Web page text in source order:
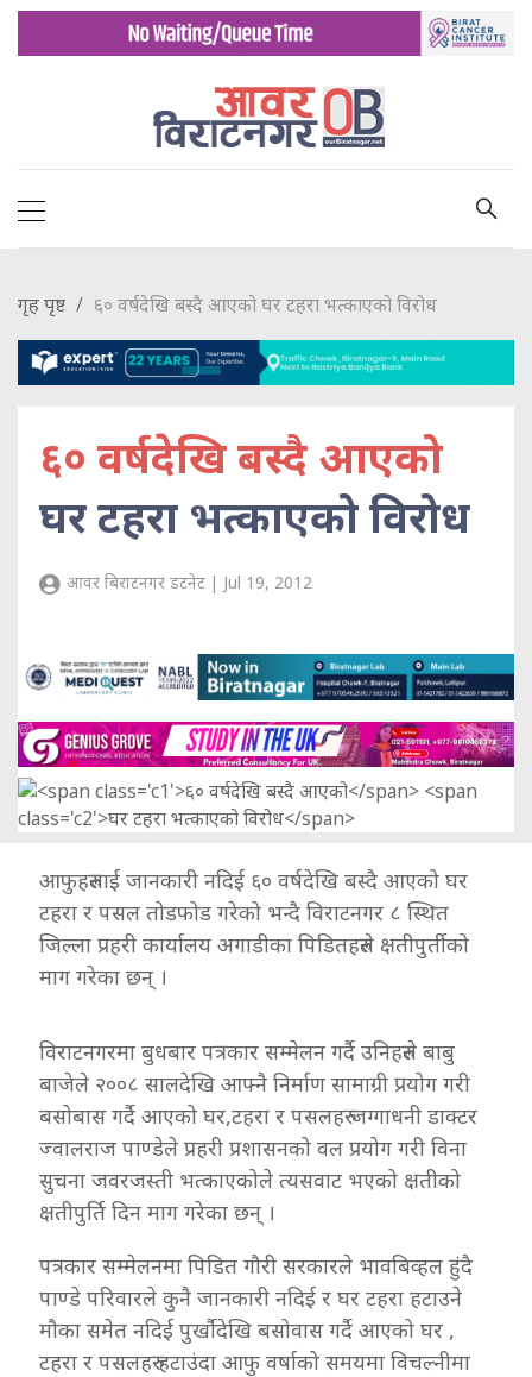
गृह पृष्ट ६० वर्षदेखि बस्दै आएको घर टहरा भत्काएको विरोध
६० वर्षदेखि बस्दै आएको
घर टहरा भत्काएको विरोध
आवर बिराटनगर डटनेट | Jul 19, 2012
आफुहरुलाई जानकारी नदिई ६० वर्षदेखि बस्दै आएको घर
टहरा र पसल तोडफोड गरेको भन्दै विराटनगर ८ स्थित
जिल्ला प्रहरी कार्यालय अगाडीका पिडितहरुले क्षतीपुर्तीको
माग गरेका छन् ।
विराटनगरमा बुधबार पत्रकार सम्मेलन गर्दै उनिहरुले बाबु
बाजेले २००८ सालदेखि आफ्नै निर्माण सामाग्री प्रयोग गरी
बसोबास गर्दै आएको घर,टहरा र पसलहरु जग्गाधनी डाक्टर
ज्वालराज पाण्डेले प्रहरी प्रशासनको वल प्रयोग गरी विना
सुचना जवरजस्ती भत्काएकोले त्यसवाट भएको क्षतीको
क्षतीपुर्ति दिन माग गरेका छन् ।
पत्रकार सम्मेलनमा पिडित गौरी सरकारले भावबिव्हल हुंदै
पाण्डे परिवारले कुनै जानकारी नदिई र घर टहरा हटाउने
मौका समेत नदिई पुर्खौदेखि बसोवास गर्दै आएको घर ,
टहरा र पसलहरु हटाउंदा आफु वर्षाको समयमा विचल्नीमा